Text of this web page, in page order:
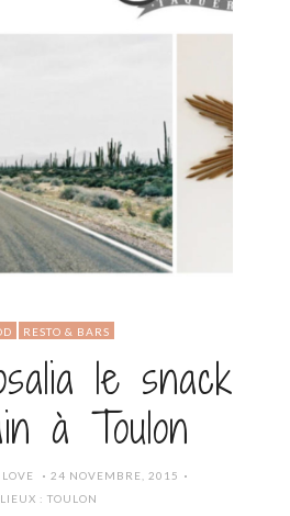
RESTO & BARS
le snack
à Toulon
POSTED
ON
24 NOVEMBRE, 2015
LIEUX : TOULON